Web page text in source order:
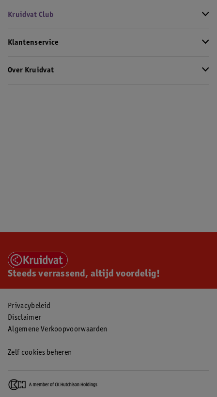
Kruidvat Club
Klantenservice
Over Kruidvat
Steeds verrassend, altijd voordelig!
Privacybeleid
Disclaimer
Algemene Verkoopvoorwaarden
Zelf cookies beheren